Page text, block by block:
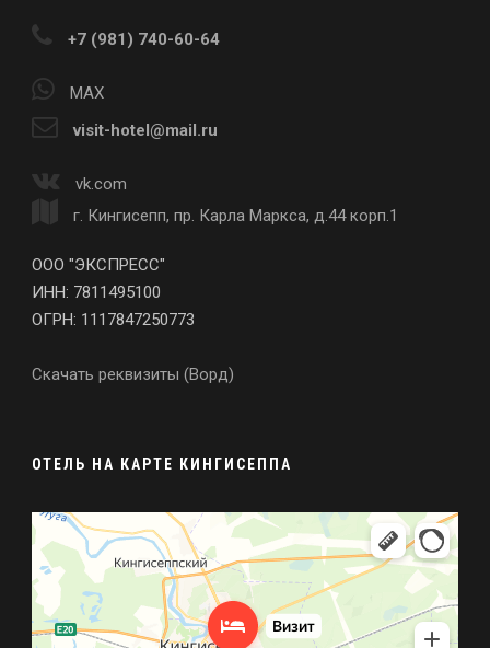
+7 (981) 740-60-64
MAX
visit-hotel@mail.ru
vk.com
г. Кингисепп, пр. Карла Маркса, д.44 корп.1
ООО "ЭКСПРЕСС"
ИНН: 7811495100
ОГРН: 1117847250773
Скачать реквизиты (Ворд)
ОТЕЛЬ НА КАРТЕ КИНГИСЕППА
Визит
Гостиница в Кингисеппе